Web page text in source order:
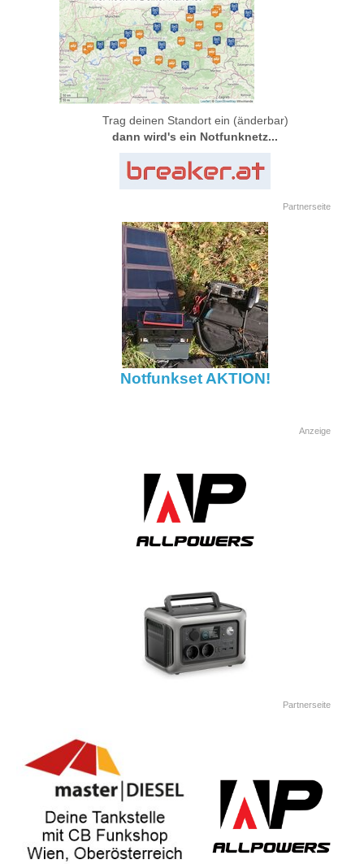
Trag deinen Standort ein (änderbar)
dann wird's ein Notfunknetz...
Partnerseite
Notfunkset AKTION!
Anzeige
Partnerseite